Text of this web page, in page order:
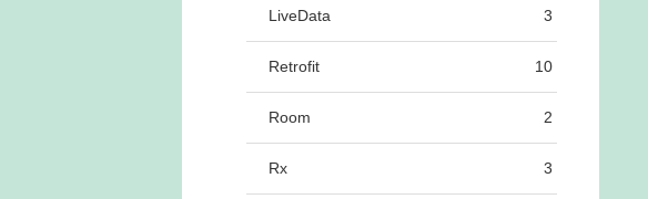
LiveData 3
Retrofit 10
Room 2
Rx 3